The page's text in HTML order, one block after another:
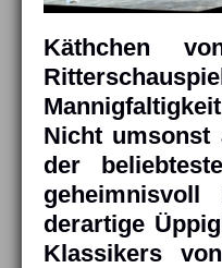
Käthchen
Nicht umsonst
der
geheimnisvoll
derartige
Klassikers